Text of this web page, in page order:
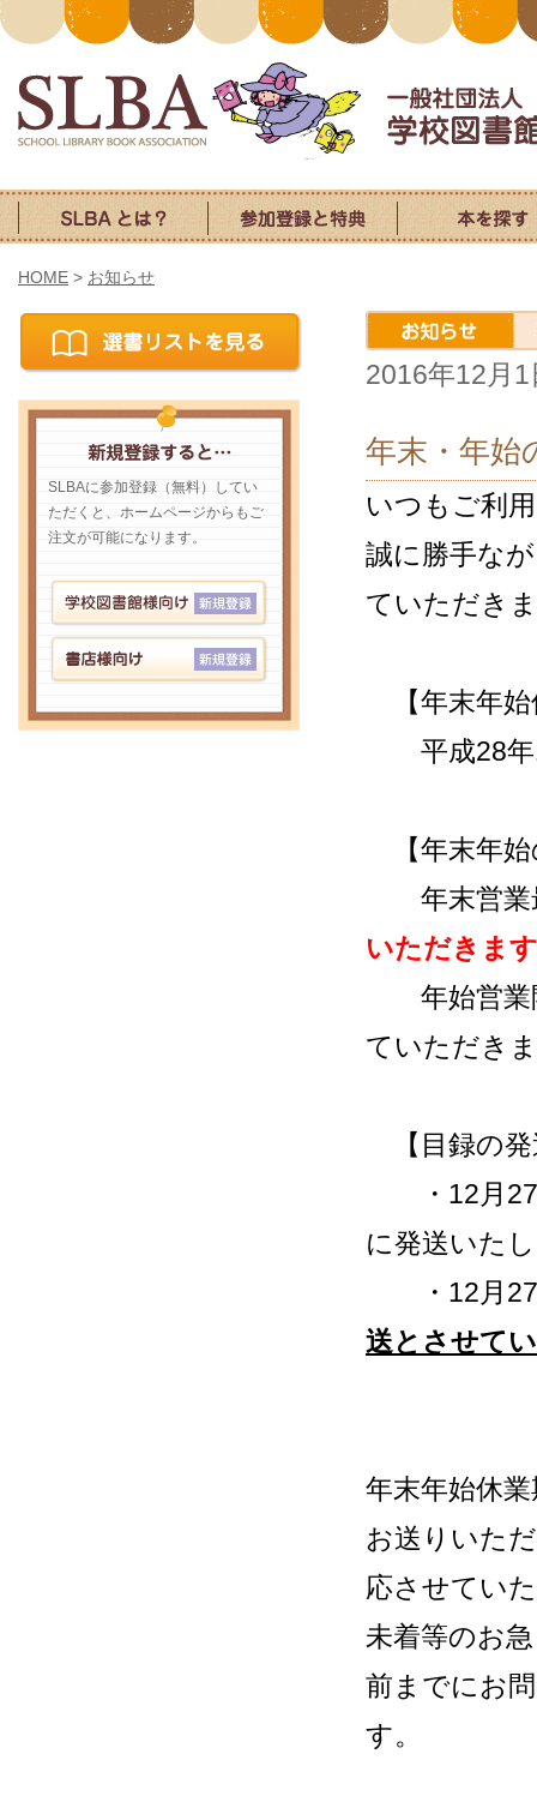
HOME > お知らせ
2016年12月1
年末・年始
いつもご利
誠に勝手な
ていただき
【年末年始
平成28年
【年末年始
年末営業
いただきま
年始営業
ていただき
【目録の発
・12月27
に発送いた
・12月27
送とさせて
年末年始休
お送りいた
応させてい
未着等のお
前までにお
す。
SLBAに参加登録（無料）してい
ただくと、ホームページからもご
注文が可能になります。